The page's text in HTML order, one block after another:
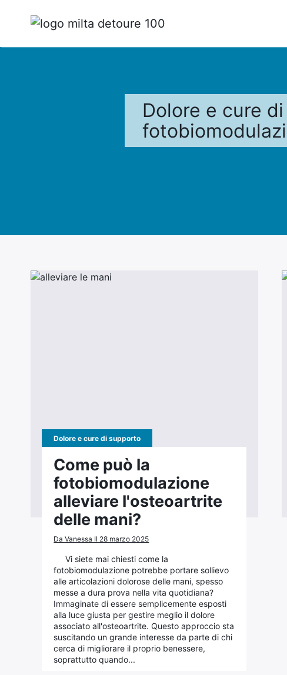
Dolore e cure
Dolore e cure di supporto
Come può la
fotobiomodulazione
alleviare l'osteoartrite
delle mani?
Da Vanessa Il 28 marzo 2025
Vi siete mai chiesti come la
fotobiomodulazione potrebbe portare sollievo
alle articolazioni dolorose delle mani, spesso
messe a dura prova nella vita quotidiana?
Immaginate di essere semplicemente esposti
alla luce giusta per gestire meglio il dolore
associato all'osteoartrite. Questo approccio sta
suscitando un grande interesse da parte di chi
cerca di migliorare il proprio benessere,
soprattutto quando...
: